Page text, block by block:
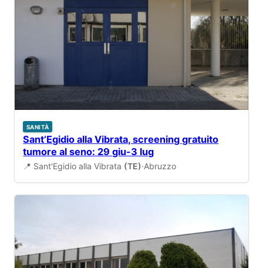
SANITÀ
Sant’Egidio alla Vibrata, screening gratuito
tumore al seno: 29 giu-3 lug
📍 Sant'Egidio alla Vibrata (TE)·Abruzzo